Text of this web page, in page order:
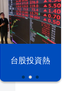
台股投資熱